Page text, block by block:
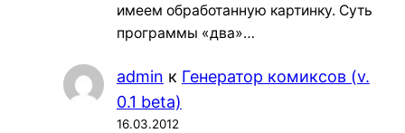
имеем обработанную картинку. Суть
программы «два»…
admin к Генератор комиксов (v.
0.1 beta)
16.03.2012